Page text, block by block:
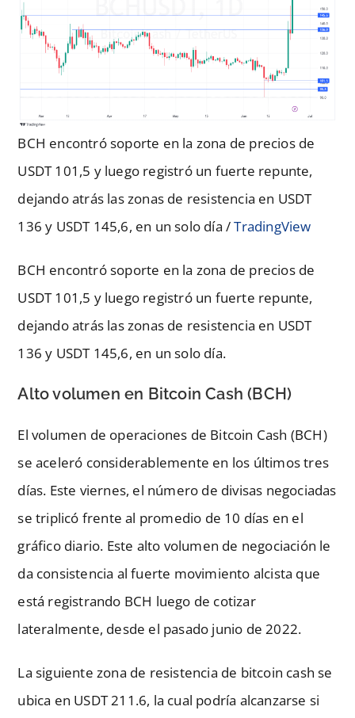
BCH encontró soporte en la zona de precios de
USDT 101,5 y luego registró un fuerte repunte,
dejando atrás las zonas de resistencia en USDT
136 y USDT 145,6, en un solo día /TradingView
BCH encontró soporte en la zona de precios de
USDT 101,5 y luego registró un fuerte repunte,
dejando atrás las zonas de resistencia en USDT
136 y USDT 145,6, en un solo día.
Alto volumen en Bitcoin Cash (BCH)
El volumen de operaciones de Bitcoin Cash (BCH)
se aceleró considerablemente en los últimos tres
días. Este viernes, el número de divisas negociadas
se triplicó frente al promedio de 10 días en el
gráfico diario. Este alto volumen de negociación le
da consistencia al fuerte movimiento alcista que
está registrando BCH luego de cotizar
lateralmente, desde el pasado junio de 2022.
La siguiente zona de resistencia de bitcoin cash se
ubica en USDT 211.6, la cual podría alcanzarse si